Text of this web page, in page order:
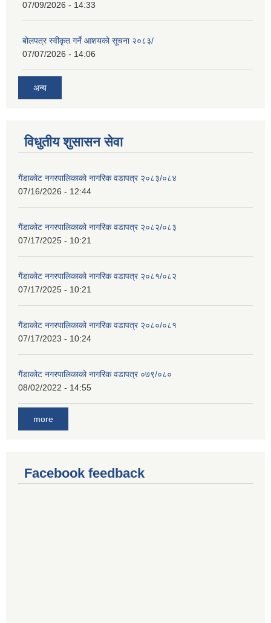
07/09/2026 - 14:33
बोलपत्र स्वीकृत गर्ने आशयको सूचना २०८३/
07/07/2026 - 14:06
अन्य
विधुतीय शुसासन सेवा
गैंडाकोट नगरपालिकाको नागरिक वडापत्र २०८३/०८४
07/16/2026 - 12:44
गैंडाकोट नगरपालिकाको नागरिक वडापत्र २०८२/०८३
07/17/2025 - 10:21
गैंडाकोट नगरपालिकाको नागरिक वडापत्र २०८१/०८२
07/17/2025 - 10:21
गैंडाकोट नगरपालिकाको नागरिक वडापत्र २०८०/०८१
07/17/2023 - 10:24
गैंडाकोट नगरपालिकाको नागरिक वडापत्र ०७९/०८०
08/02/2022 - 14:55
more
Facebook feedback